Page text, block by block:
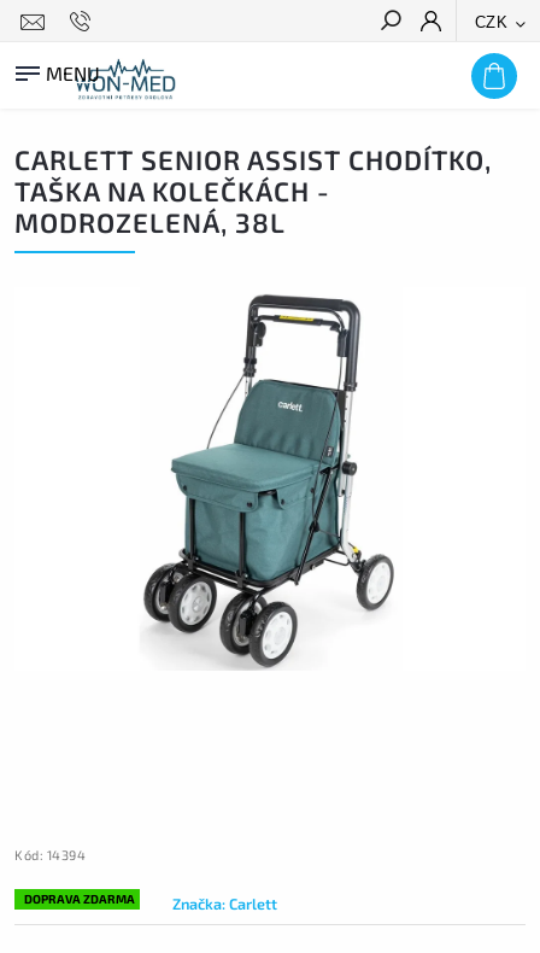
CZK
HLEDAT
CARLETT SENIOR ASSIST CHODÍTKO,
TAŠKA NA KOLEČKÁCH -
MODROZELENÁ, 38L
Kód: 14394
DOPRAVA ZDARMA Značka:Carlett